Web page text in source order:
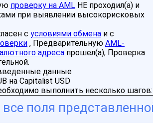
проверку на AML НЕ проходил(а) и
при выявлении высокорисковых
с условиями обмена и с
, Предварительную AML-
адреса прошел(а), Проверка
данные
на Capitalist USD
выполнить несколько шагов:
поля